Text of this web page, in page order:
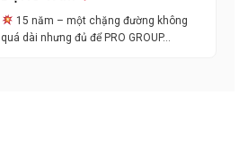
15 năm – một chặng đường không
quá dài nhưng đủ để PRO GROUP…